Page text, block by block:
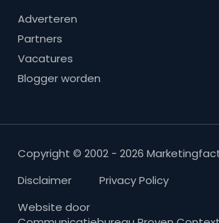
Adverteren
Partners
Vacatures
Blogger worden
Copyright © 2002 - 2026
Disclaimer
Privacy Policy
Website door